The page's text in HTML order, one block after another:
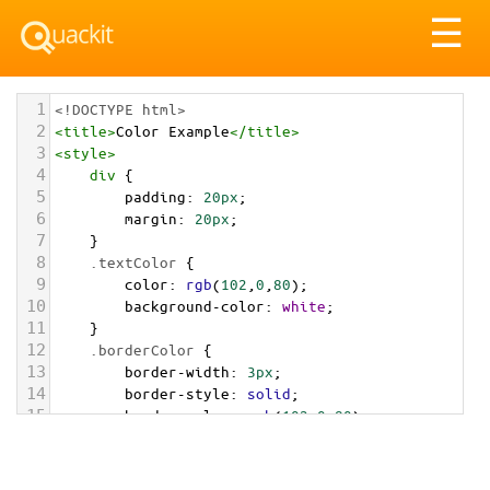
☰
1 <!DOCTYPE html>
2 <title>Color Example</title>
3 <style>
4 div {
5 padding: 20px;
6 margin: 20px;
7 }
8 .textColor {
9 color: rgb(102 0 80);
10 background-color: white;
11 }
12 .borderColor {
13 border-width: 3px;
14 border-style: solid;
15 border-color: rgb(102,0,80);